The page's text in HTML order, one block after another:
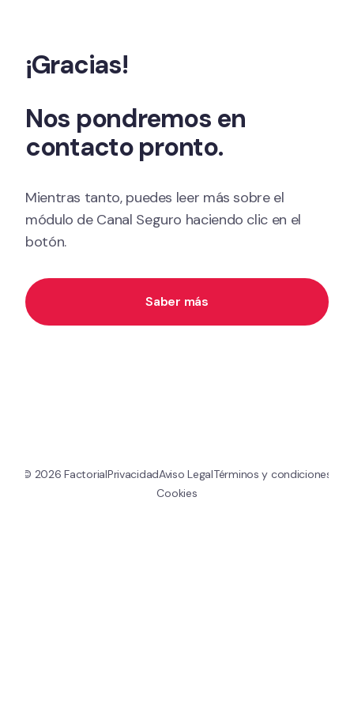
¡Gracias!
Nos pondremos en
contacto pronto.
Mientras tanto, puedes leer más sobre el
módulo de Canal Seguro haciendo clic en el
botón.
Saber más
© 2026 FactorialPrivacidadAviso LegalTérminos y condiciones
Cookies